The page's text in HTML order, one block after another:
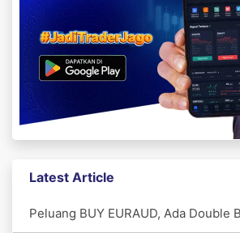
Latest Article
Peluang BUY EURAUD, Ada Double